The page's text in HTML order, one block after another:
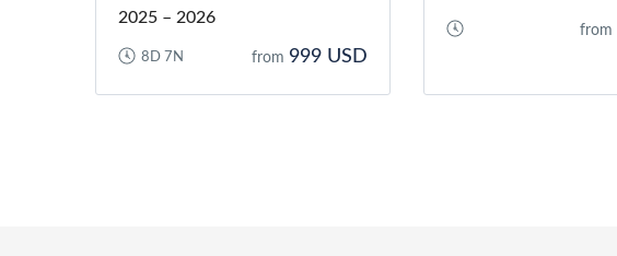
2025 – 2026
8D 7N from 999 USD
from